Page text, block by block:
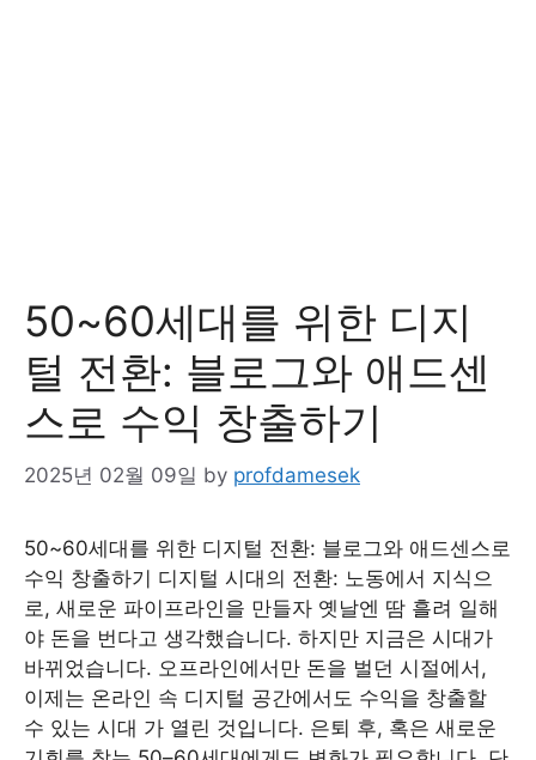
50~60세대를 위한 디지
털 전환: 블로그와 애드센
스로 수익 창출하기
2025년 02월 09일 by profdamesek
50~60세대를 위한 디지털 전환: 블로그와 애드센스로
수익 창출하기 디지털 시대의 전환: 노동에서 지식으
로, 새로운 파이프라인을 만들자 옛날엔 땀 흘려 일해
야 돈을 번다고 생각했습니다. 하지만 지금은 시대가
바뀌었습니다. 오프라인에서만 돈을 벌던 시절에서,
이제는 온라인 속 디지털 공간에서도 수익을 창출할
수 있는 시대 가 열린 것입니다. 은퇴 후, 혹은 새로운